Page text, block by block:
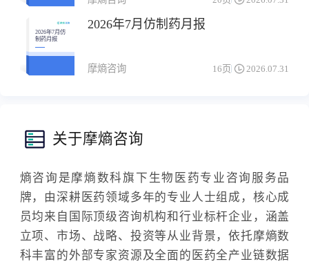
2026年7月仿
制药月报
2026年7月仿制药月报
摩熵咨询 16页 2026.07.31
关于摩熵咨询
熵咨询是摩熵数科旗下生物医药专业咨询服务品
牌，由深耕医药领域多年的专业人士组成，核心成
员均来自国际顶级咨询机构和行业标杆企业，涵盖
立项、市场、战略、投资等从业背景，依托摩熵数
科丰富的外部专家资源及全面的医药全产业链数据